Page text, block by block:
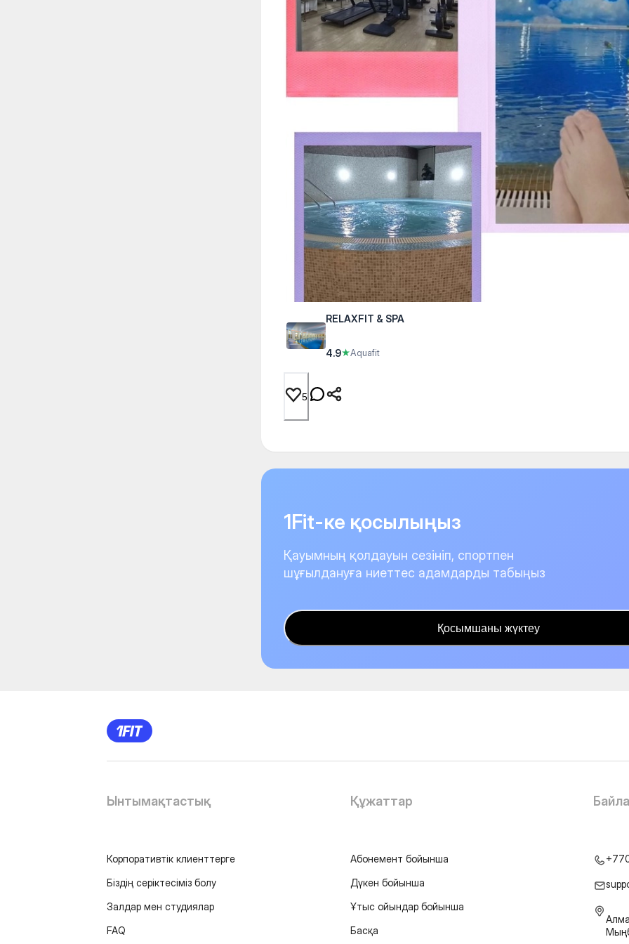
RELAXFIT & SPA
4.9★Aquafit
5
1Fit-ке қосылыңыз
Қауымның қолдауын сезініп, спортпен
шұғылдануға ниеттес адамдарды табыңыз
Қосымшаны жүктеу
Ынтымақтастық
Корпоративтік клиенттерге
Біздің серіктесіміз болу
Залдар мен студиялар
FAQ
Құжаттар
Абонемент бойынша
Дүкен бойынша
Ұтыс ойындар бойынша
Басқа